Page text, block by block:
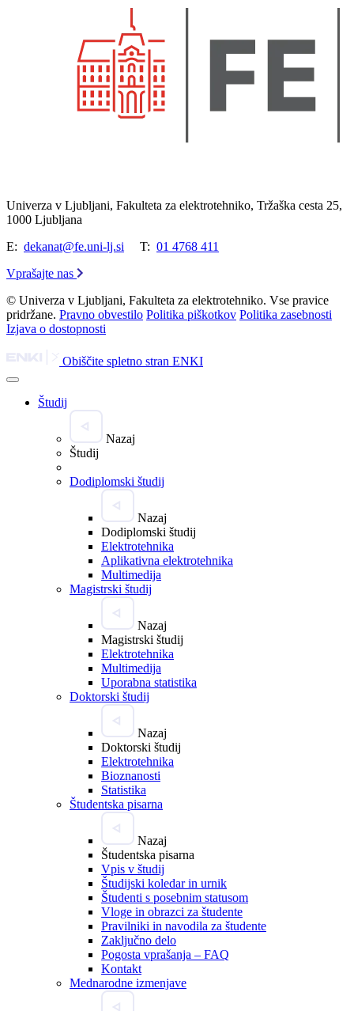
Univerza v Ljubljani, Fakulteta za elektrotehniko, Tržaška cesta 25,
1000 Ljubljana
E: dekanat@fe.uni-lj.si T: 01 4768 411
Vprašajte nas
© Univerza v Ljubljani, Fakulteta za elektrotehniko. Vse pravice
pridržane. Pravno obvestilo Politika piškotkov Politika zasebnosti
Izjava o dostopnosti
Obiščite spletno stran ENKI
Študij
Nazaj
Študij
Dodiplomski študij
Nazaj
Dodiplomski študij
Elektrotehnika
Aplikativna elektrotehnika
Multimedija
Magistrski študij
Nazaj
Magistrski študij
Elektrotehnika
Multimedija
Uporabna statistika
Doktorski študij
Nazaj
Doktorski študij
Elektrotehnika
Bioznanosti
Statistika
Študentska pisarna
Nazaj
Študentska pisarna
Vpis v študij
Študijski koledar in urnik
Študenti s posebnim statusom
Vloge in obrazci za študente
Pravilniki in navodila za študente
Zaključno delo
Pogosta vprašanja – FAQ
Kontakt
Mednarodne izmenjave